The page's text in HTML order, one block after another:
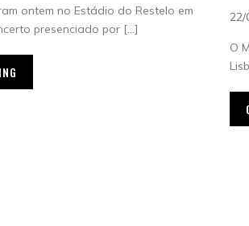
ontem no Estádio do Restelo em
presenciado por […]
22/
O